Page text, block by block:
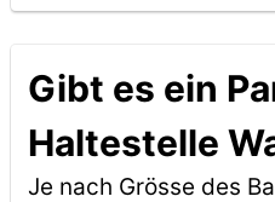
Gibt es ein
Haltestelle
Je nach Grösse des